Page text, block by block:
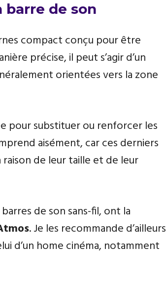
de son
compact conçu pour être
précise, il peut s’agir d’un
orientées vers la zone
pour substituer ou renforcer les
aisément, car ces derniers
de leur taille et de leur
de son sans-fil, ont la
. Je les recommande d’ailleurs
d’un home cinéma, notamment